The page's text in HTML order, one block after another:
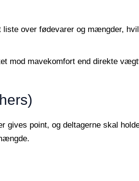
liste over fødevarer og mængder,
mod mavekomfort end direkte
point, og deltagerne skal